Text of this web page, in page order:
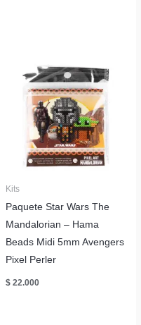
Kits
Paquete Star Wars The
Mandalorian – Hama
Beads Midi 5mm Avengers
Pixel Perler
$22.000